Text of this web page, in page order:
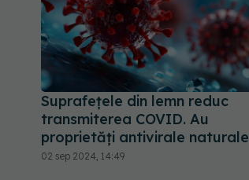
Suprafețele din lemn reduc
transmiterea COVID. Au
proprietăți antivirale naturale
02 sep 2024, 14:49